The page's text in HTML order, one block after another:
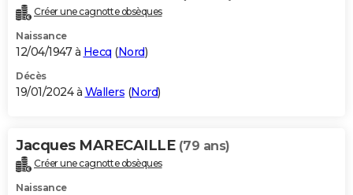
Créer une cagnotte obsèques
Naissance
12/04/1947 à Hecq (Nord)
Décès
19/01/2024 à Wallers (Nord)
Jacques MARECAILLE (79 ans)
Créer une cagnotte obsèques
Naissance